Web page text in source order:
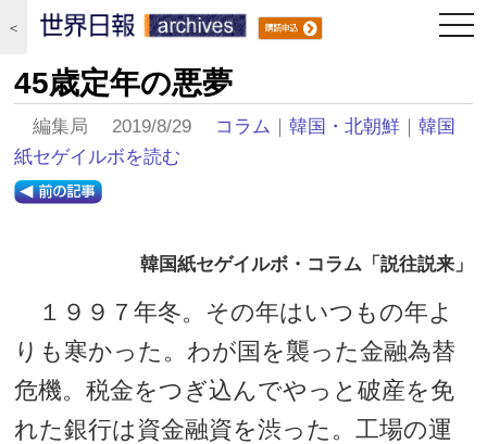
＜
45歳定年の悪夢
編集局 2019/8/29 コラム ｜韓国・北朝鮮 ｜韓国
紙セゲイルボを読む
韓国紙セゲイルボ・コラム「説往説来」
１９９７年冬。その年はいつもの年よ
りも寒かった。わが国を襲った金融為替
危機。税金をつぎ込んでやっと破産を免
れた銀行は資金融資を渋った。工場の運